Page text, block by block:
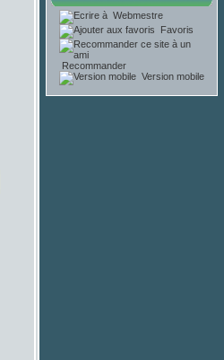
Webmestre
Favoris
Recommander
Version mobile